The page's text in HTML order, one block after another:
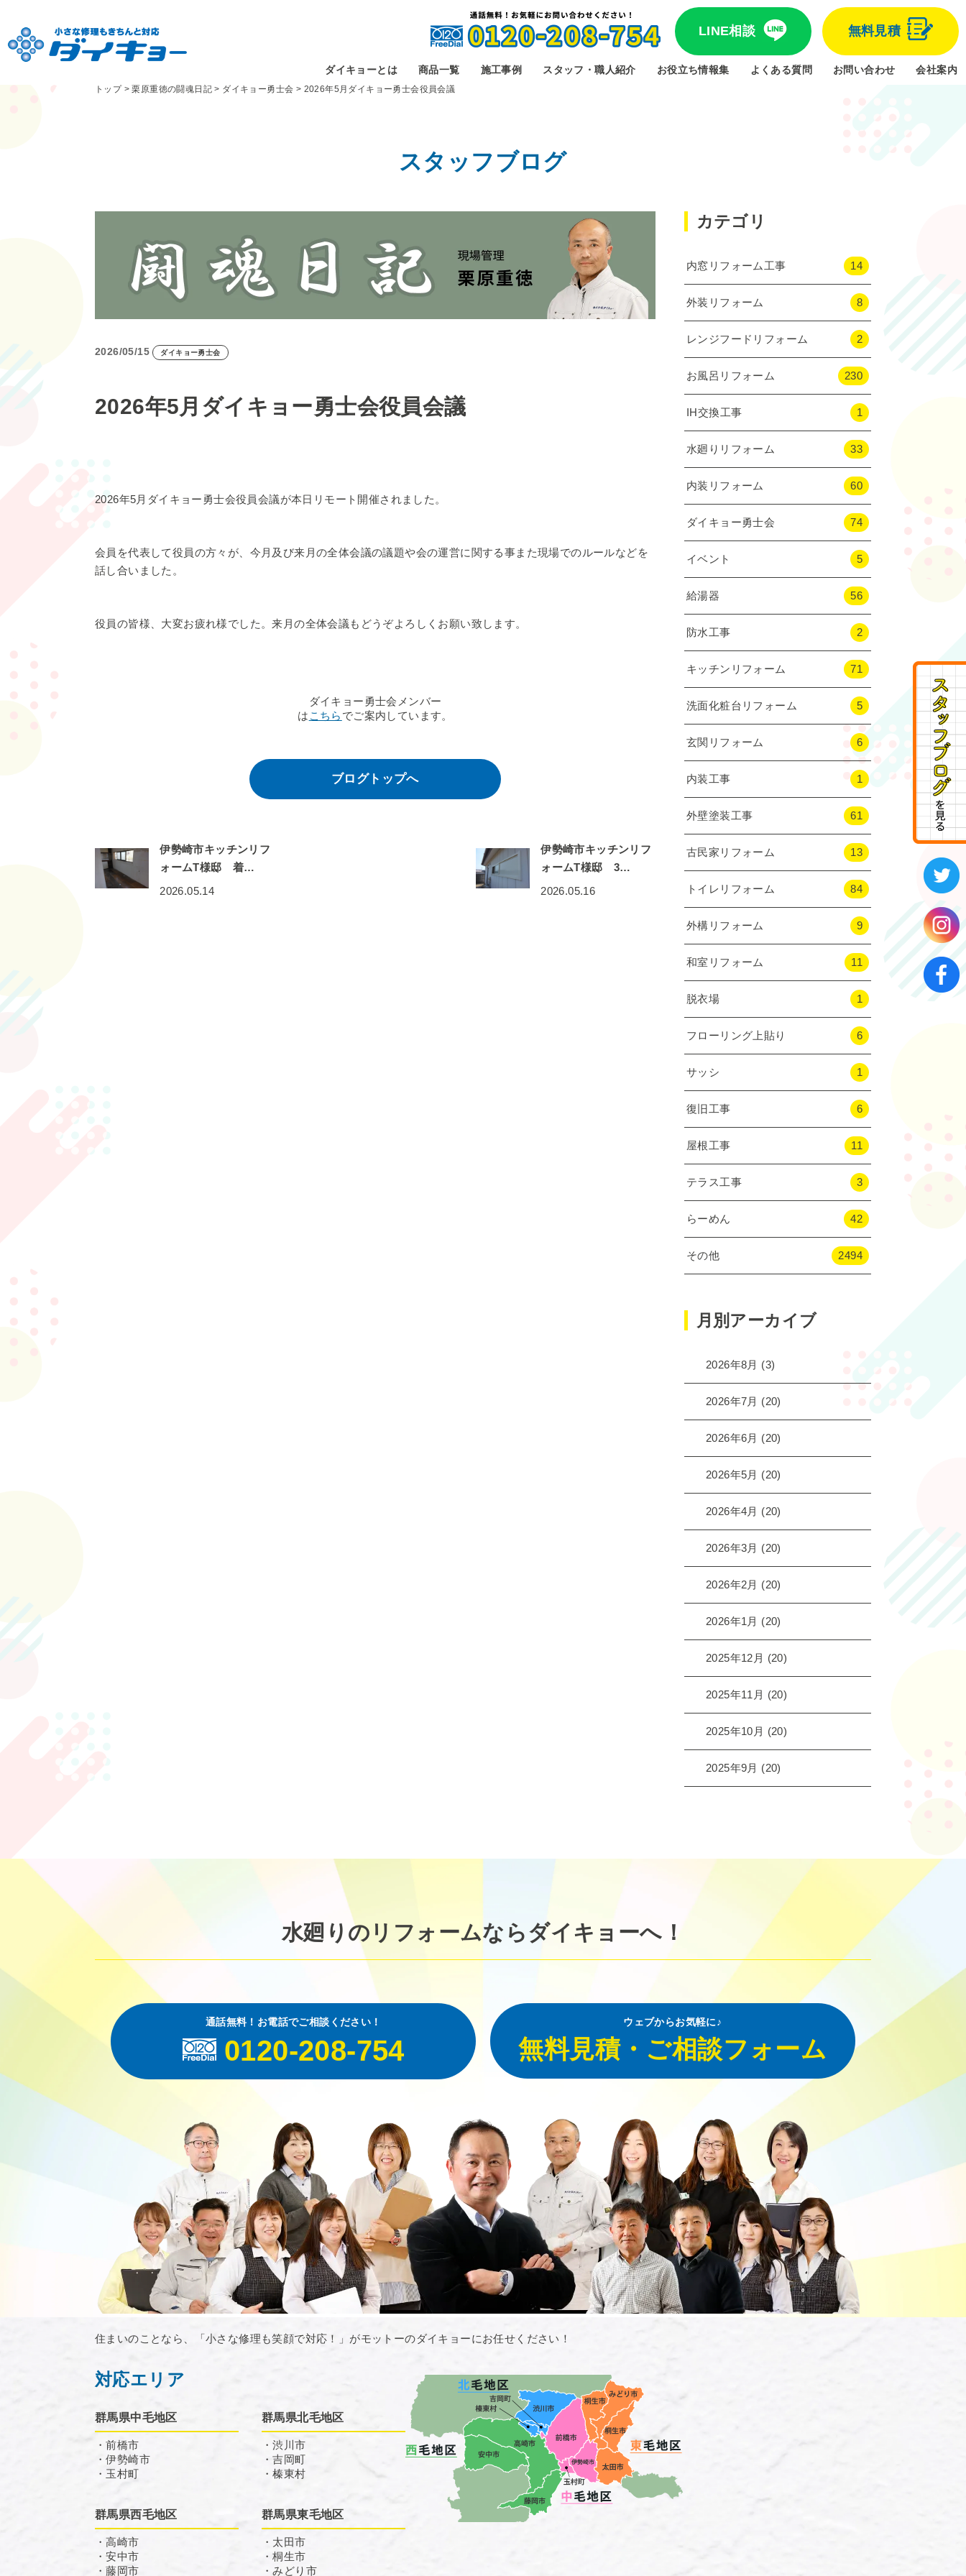
LINE相談 無料見積
ダイキョーとは 商品一覧 施工事例 スタッフ・職人紹介 お役立ち情報集 よくある質問 お問い合わせ 会社案内
トップ>栗原重徳の闘魂日記 > ダイキョー勇士会 > 2026年5月ダイキョー勇士会役員会議
スタッフブログ
2026/05/15 ダイキョー勇士会
2026年5月ダイキョー勇士会役員会議
2026年5月ダイキョー勇士会役員会議が本日リモート開催されました。
会員を代表して役員の方々が、今月及び来月の全体会議の議題や会の運営に関する事また現場でのルールなどを
話し合いました。
役員の皆様、大変お疲れ様でした。来月の全体会議もどうぞよろしくお願い致します。
ダイキョー勇士会メンバー
は こちら でご案内しています。
ブログトップへ
伊勢崎市キッチンリフ
ォームT様邸 着…
2026.05.14
伊勢崎市キッチンリフ
ォームT様邸 3…
2026.05.16
カテゴリ
内窓リフォーム工事 14
外装リフォーム 8
レンジフードリフォーム 2
お風呂リフォーム 230
IH交換工事 1
水廻りリフォーム 33
内装リフォーム 60
ダイキョー勇士会 74
イベント 5
給湯器 56
防水工事 2
キッチンリフォーム 71
洗面化粧台リフォーム 5
玄関リフォーム 6
内装工事 1
外壁塗装工事 61
古民家リフォーム 13
トイレリフォーム 84
外構リフォーム 9
和室リフォーム 11
脱衣場 1
フローリング上貼り 6
サッシ 1
復旧工事 6
屋根工事 11
テラス工事 3
らーめん 42
その他 2494
月別アーカイブ
2026年8月 (3)
2026年7月 (20)
2026年6月 (20)
2026年5月 (20)
2026年4月 (20)
2026年3月 (20)
2026年2月 (20)
2026年1月 (20)
2025年12月 (20)
2025年11月 (20)
2025年10月 (20)
2025年9月 (20)
水廻りのリフォームならダイキョーへ！
通話無料！お電話でご相談ください！
0120-208-754
ウェブからお気軽に♪
無料見積・ご相談フォーム
住まいのことなら、「小さな修理も笑顔で対応！」がモットーのダイキョーにお任せください！
対応エリア
群馬県中毛地区
・前橋市
・伊勢崎市
・玉村町
群馬県北毛地区
・渋川市
・吉岡町
・榛東村
群馬県西毛地区
・高崎市
・安中市
・藤岡市
群馬県東毛地区
・太田市
・桐生市
・みどり市